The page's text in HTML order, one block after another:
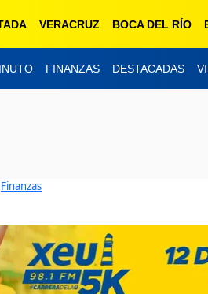
VERACRUZ BOCA DEL RÍO
FINANZAS DESTACADAS
Finanzas